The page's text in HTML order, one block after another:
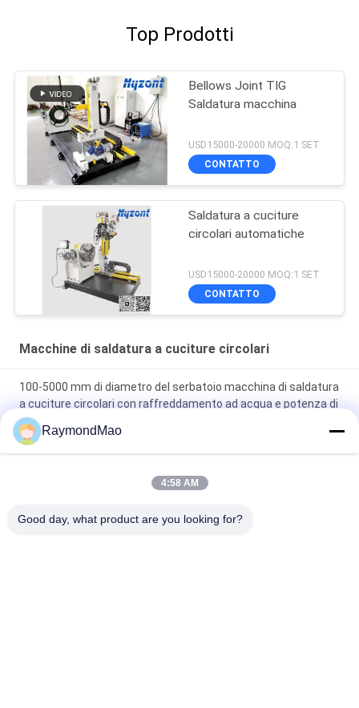
Top Prodotti
Bellows Joint TIG
Saldatura macchina
USD15000-20000 MOQ:1 SET
CONTATTO
Saldatura a cuciture
circolari automatiche
USD15000-20000 MOQ:1 SET
CONTATTO
Macchine di saldatura a cuciture circolari
100-5000 mm di diametro del serbatoio macchina di saldatura
a cuciture circolari con raffreddamento ad acqua e potenza di
saldatura 3-400A
Macchina di saldatura a cucitura circolare avanzata per
serbatoi in acciaio mite/acciaio inossidabile
cucitura circolare con fonte di alimentazione TIG 500Amp
RaymondMao
4:58 AM
Good day, what product are you looking for?